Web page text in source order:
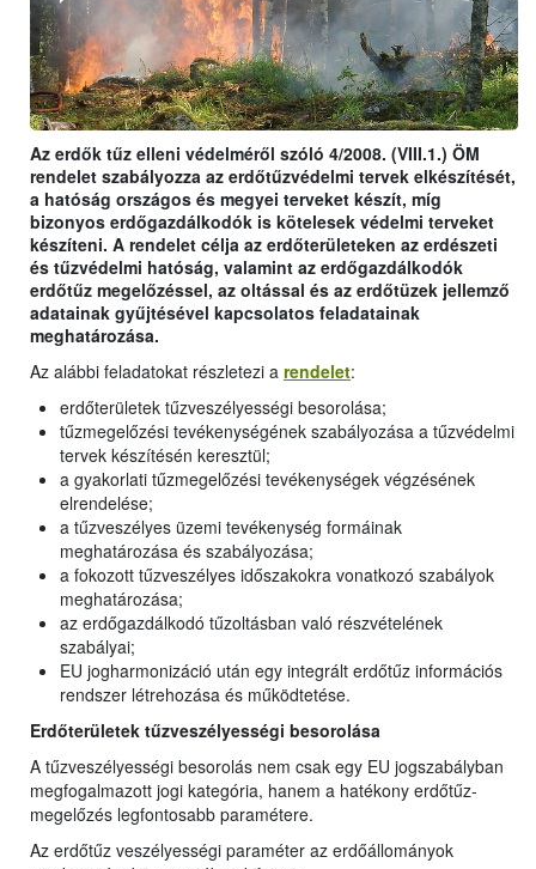
Az erdők tűz elleni védelméről szóló 4/2008. (VIII.1.) ÖM
rendelet szabályozza az erdőtűzvédelmi tervek elkészítését,
a hatóság országos és megyei terveket készít, míg
bizonyos erdőgazdálkodók is kötelesek védelmi terveket
készíteni. A rendelet célja az erdőterületeken az erdészeti
és tűzvédelmi hatóság, valamint az erdőgazdálkodók
erdőtűz megelőzéssel, az oltással és az erdőtüzek jellemző
adatainak gyűjtésével kapcsolatos feladatainak
meghatározása.
Az alábbi feladatokat részletezi a rendelet:
erdőterületek tűzveszélyességi besorolása;
tűzmegelőzési tevékenységének szabályozása a tűzvédelmi
tervek készítésén keresztül;
a gyakorlati tűzmegelőzési tevékenységek végzésének
elrendelése;
a tűzveszélyes üzemi tevékenység formáinak
meghatározása és szabályozása;
a fokozott tűzveszélyes időszakokra vonatkozó szabályok
meghatározása;
az erdőgazdálkodó tűzoltásban való részvételének
szabályai;
EU jogharmonizáció után egy integrált erdőtűz információs
rendszer létrehozása és működtetése.
Erdőterületek tűzveszélyességi besorolása
A tűzveszélyességi besorolás nem csak egy EU jogszabályban
megfogalmazott jogi kategória, hanem a hatékony erdőtűz-
megelőzés legfontosabb paramétere.
Az erdőtűz veszélyességi paraméter az erdőállományok